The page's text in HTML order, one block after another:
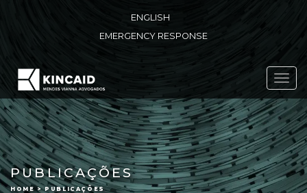
ENGLISH
EMERGENCY RESPONSE
PUBLICAÇÕES
HOME > PUBLICAÇÕES